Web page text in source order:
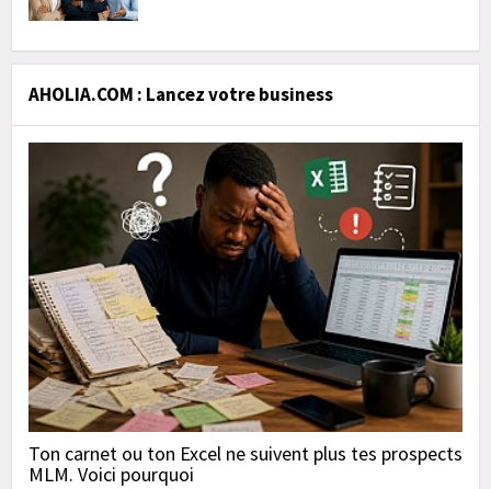
AHOLIA.COM : Lancez votre business
Ton carnet ou ton Excel ne suivent plus tes prospects
MLM. Voici pourquoi